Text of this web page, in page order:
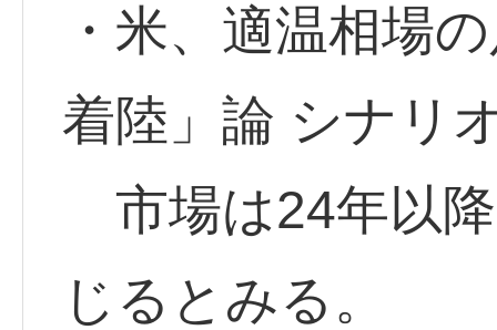
・米、適温相場
着陸」論 シナリ
市場は24年以
じるとみる。